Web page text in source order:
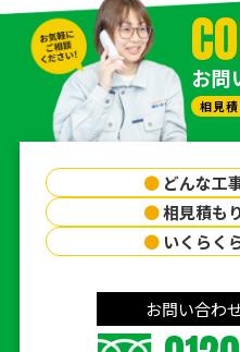
お問
相見積
● どんな工
●相見積も
● いくらく
お問い合わ